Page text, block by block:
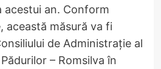
acestui an. Conform
această măsură va fi
de Administrație al
– Romsilva în